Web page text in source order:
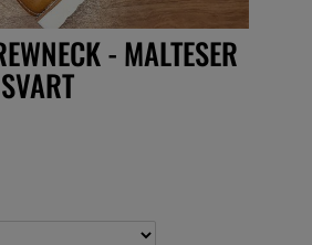
- MALTESER